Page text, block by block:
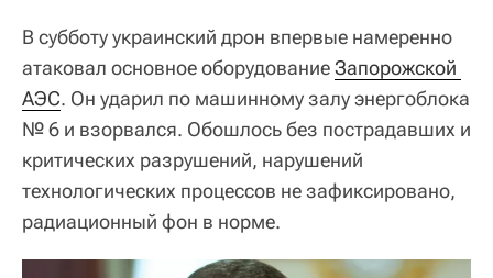
В субботу украинский дрон впервые намеренно
атаковал основное оборудованиеЗапорожской
АЭС. Он ударил по машинному залу энергоблока
№ 6 и взорвался. Обошлось без пострадавших и
критических разрушений, нарушений
технологических процессов не зафиксировано,
радиационный фон в норме.